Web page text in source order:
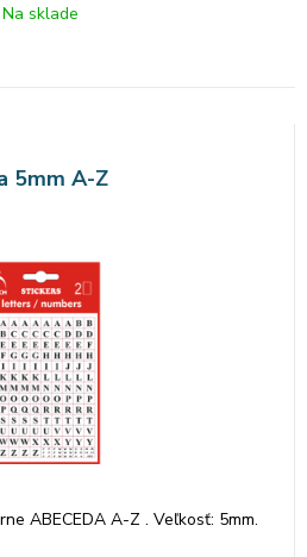
Na sklade
5mm A-Z
ABECEDA A-Z . Veľkosť: 5mm.